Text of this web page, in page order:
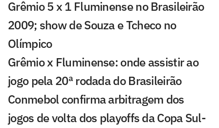
Grêmio 5 x 1 Fluminense no Brasileirão
2009; show de Souza e Tcheco no
Olímpico
Grêmio x Fluminense: onde assistir ao
jogo pela 20ª rodada do Brasileirão
Conmebol confirma arbitragem dos
jogos de volta dos playoffs da Copa Sul-